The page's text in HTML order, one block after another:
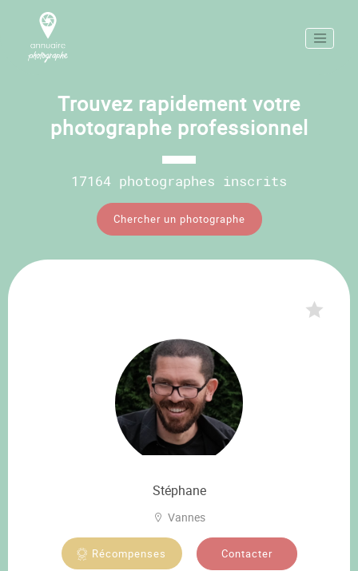
Trouvez rapidement votre
photographe professionnel
17164 photographes inscrits
Chercher un photographe
Stéphane
Vannes
Récompenses Contacter